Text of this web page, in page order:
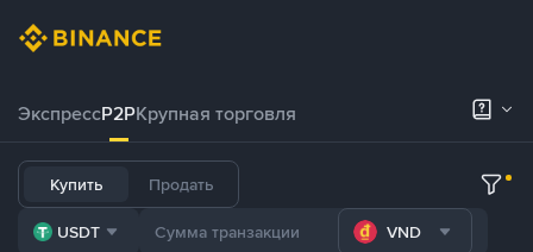
ЭкспрессP2PКрупная торговля
Купить Продать
USDT VND